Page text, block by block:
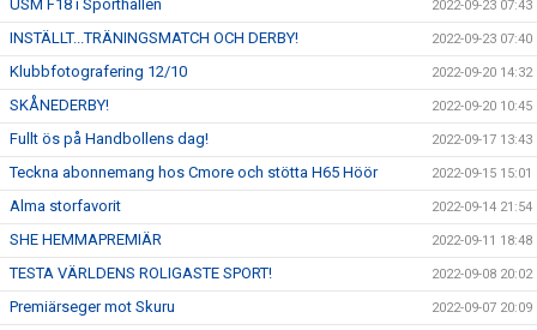
USM F18 i Sporthallen 2022-09-23 07:43
INSTÄLLT...TRÄNINGSMATCH OCH DERBY! 2022-09-23 07:40
Klubbfotografering 12/10 2022-09-20 14:32
SKÅNEDERBY! 2022-09-20 10:45
Fullt ös på Handbollens dag! 2022-09-17 13:43
Teckna abonnemang hos Cmore och stötta H65 Höör 2022-09-15 15:01
Alma storfavorit 2022-09-14 21:54
SHE HEMMAPREMIÄR 2022-09-11 18:48
TESTA VÄRLDENS ROLIGASTE SPORT! 2022-09-08 20:02
Premiärseger mot Skuru 2022-09-07 20:09